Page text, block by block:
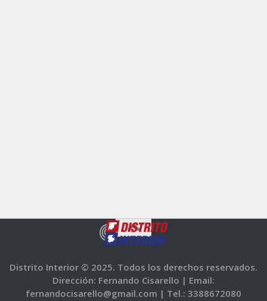
Distrito Interior © 2025. Todos los derechos reservados.
Dirección: Fernando Cisarello | Email:
fernandocisarello@gmail.com | Tel.: 3388672080